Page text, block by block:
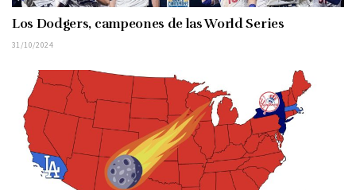
Los Dodgers, campeones de las World Series
31/10/2024